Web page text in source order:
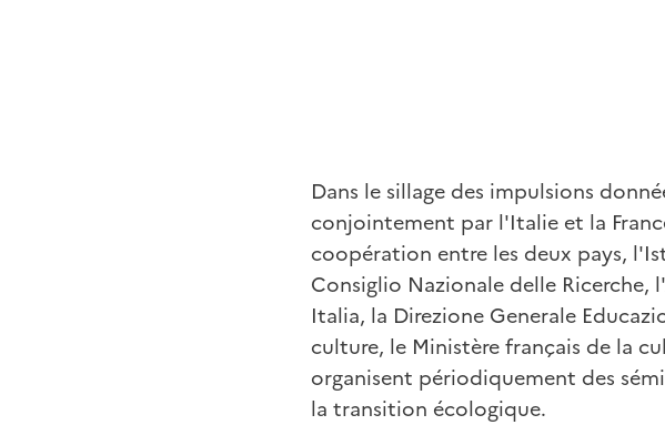
Dans le sillage des impulsions
conjointement par l'Italie et la
coopération entre les deux pays,
Consiglio Nazionale delle Ricerche,
Italia, la Direzione Generale
culture, le Ministère français de la
organisent périodiquement des
la transition écologique.